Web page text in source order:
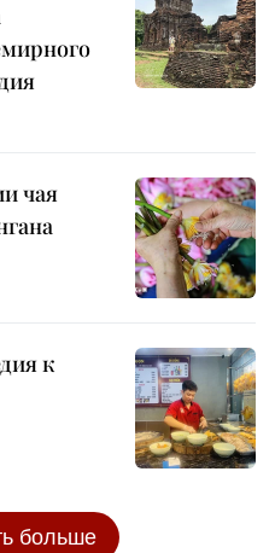
чая
к
больше